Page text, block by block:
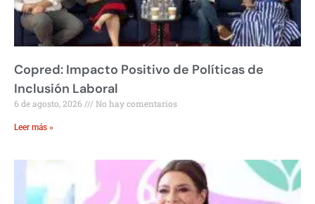
Copred: Impacto Positivo de Políticas de
Inclusión Laboral
6 de agosto, 2026 No hay comentarios
Leer más »